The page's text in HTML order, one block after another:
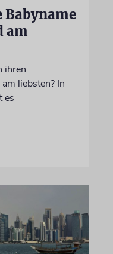
Babyname
am
ihren
liebsten? In
es